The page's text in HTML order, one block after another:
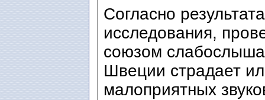
Согласно
исследования,
союзом
Швеции страдает
малоприятных